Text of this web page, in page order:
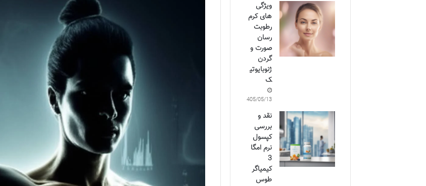
ویژگی
های کرم
رطوبت
رسان
صورت و
گردن
ژنوبایوتی
ک
1405/05/13
نقد و
بررسی
کپسول
نرم امگا
3
کیمیاگر
طوس